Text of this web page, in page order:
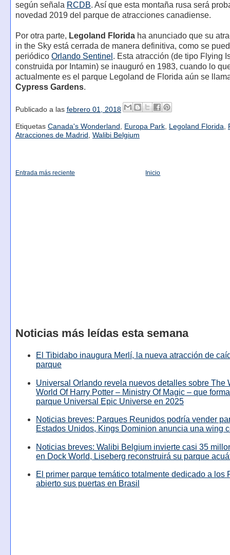
según señala RCDB. Así que esta montaña rusa será
novedad 2019 del parque de atracciones canadiense.
Por otra parte, Legoland Floridaha anunciado que su
in the Sky está cerrada de manera definitiva, como se
periódico Orlando Sentinel . Esta atracción (de tipo Flying
construida por Intamin) se inauguró en 1983, cuando lo
actualmente es el parque Legoland de Florida aún se
Cypress Gardens.
Publicado a las febrero 01, 2018
Etiquetas Canada's Wonderland , Europa Park, Legoland Florida,
Atracciones de Madrid , Walibi Belgium
Entrada más reciente Inicio
Noticias más leídas esta semana
El Tibidabo inaugura Merlí, la nueva atracción de
parque
Universal Orlando revela nuevos detalles sobre The
World Of Harry Potter – Ministry Of Magic – que
parque Universal Epic Universe en 2025
Noticias breves: Parques Reunidos podría vender
Estados Unidos, Kings Dominion anuncia una wing
Noticias breves: Walibi Belgium invierte casi 35
en Dock World, Liseberg reconstruirá su parque
El primer parque temático totalmente dedicado a los
abierto sus puertas en Brasil